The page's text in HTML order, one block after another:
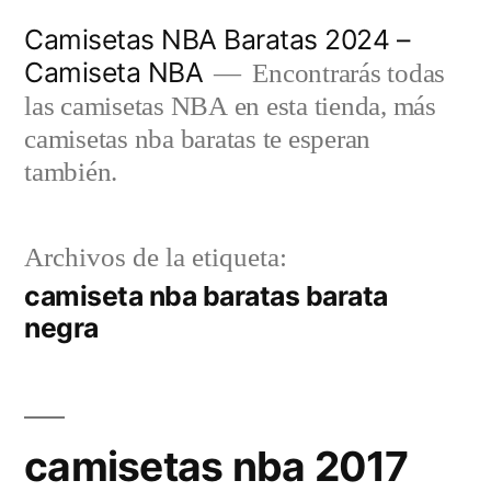
contenido
Camisetas NBA Baratas 2024 –
Camiseta NBA
Encontrarás todas
las camisetas NBA en esta tienda, más
camisetas nba baratas te esperan
también.
Archivos de la etiqueta:
camiseta nba baratas barata
negra
camisetas nba 2017